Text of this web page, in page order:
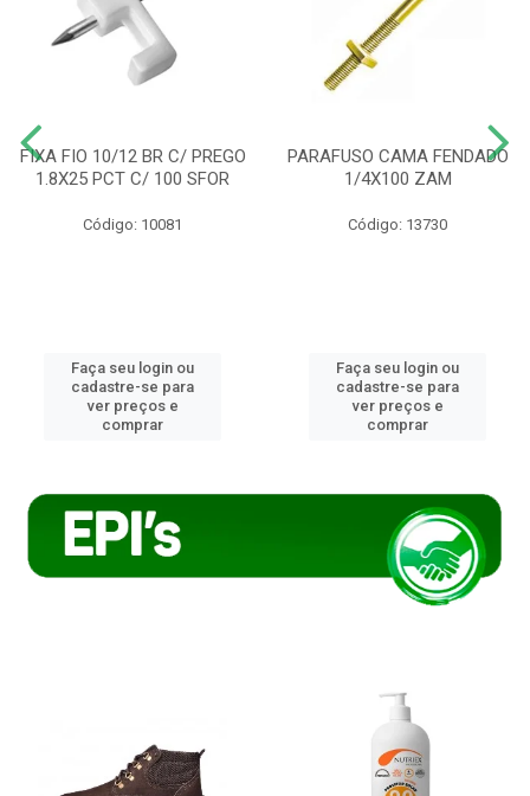
FIXA FIO 10/12 BR C/ PREGO
1.8X25 PCT C/ 100 SFOR
Código: 10081
Faça seu login ou
cadastre-se para
ver preços e
comprar
PARAFUSO CAMA FENDADO
1/4X100 ZAM
Código: 13730
Faça seu login ou
cadastre-se para
ver preços e
comprar